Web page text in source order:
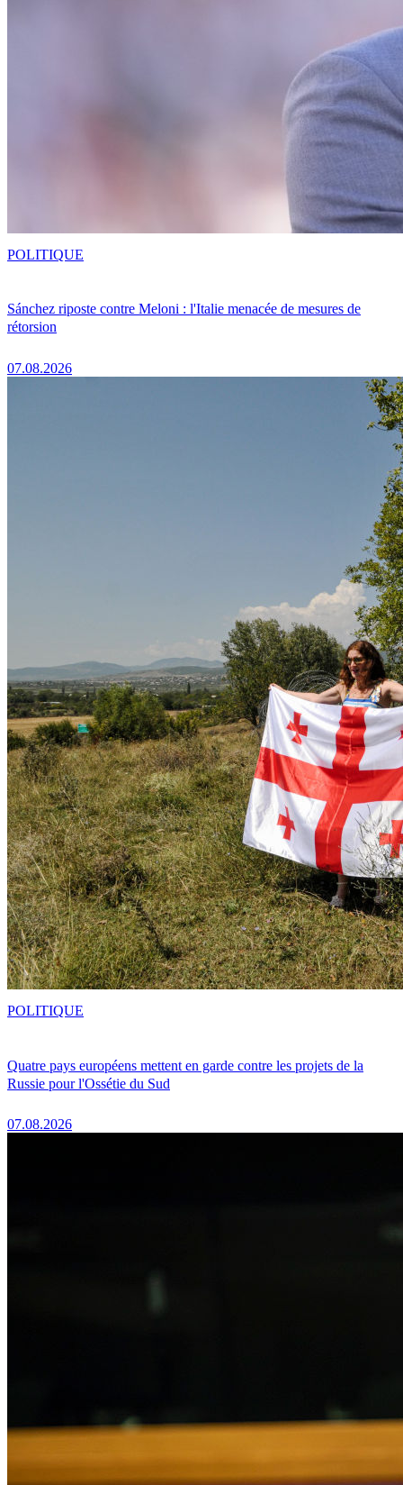
Sánchez riposte contre Meloni : l'Italie menacée de mesures de
rétorsion
07.08.2026
POLITIQUE
Quatre pays européens mettent en garde contre les projets de la
Russie pour l'Ossétie du Sud
07.08.2026
POLITIQUE